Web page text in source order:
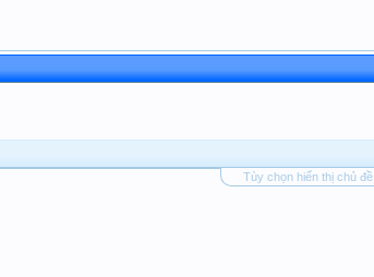
Tùy chọn hiển thị chủ đề